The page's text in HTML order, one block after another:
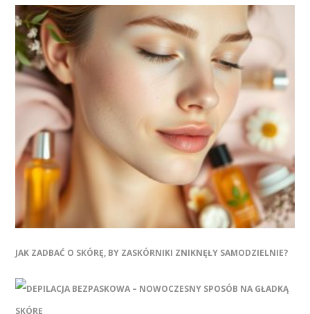
JAK ZADBAĆ O SKÓRĘ, BY ZASKÓRNIKI ZNIKNĘŁY SAMODZIELNIE?